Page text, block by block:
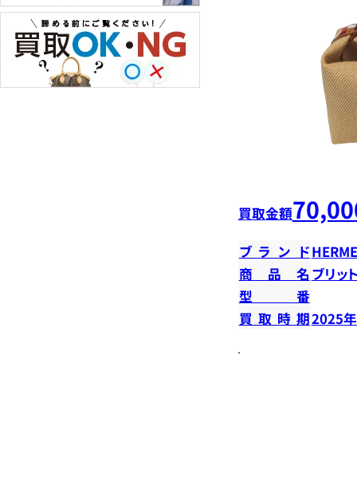
買取金額
ブランド
商品名 ブリッ
型番
買取時期2025